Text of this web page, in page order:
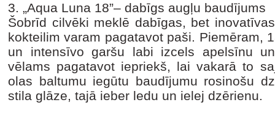
3. „Aqua Luna 18”– dabīgs augļu baudījums
Šobrīd cilvēki meklē dabīgas, bet
kokteilim varam pagatavot paši. Piemēram,
un intensīvo garšu labi izcels apelsīnu
vēlams pagatavot iepriekš, lai vakarā to
olas baltumu iegūtu baudījumu rosinošu
stila glāze, tajā ieber ledu un ielej dzērienu.